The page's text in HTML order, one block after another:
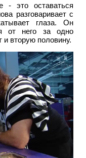
- это оставаться
разговаривает с
глаза. Он
от него за одно
и вторую половину.